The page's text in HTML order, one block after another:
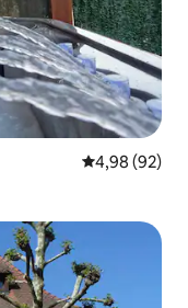
Средна
4,98 (92)